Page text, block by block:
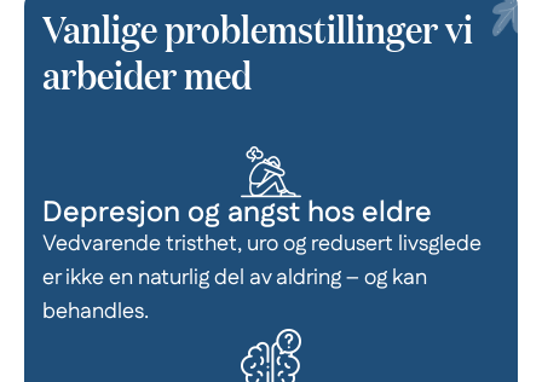
Vanlige problemstillinger vi
arbeider med
Depresjon og angst hos eldre
Vedvarende tristhet, uro og redusert livsglede
er ikke en naturlig del av aldring – og kan
behandles.